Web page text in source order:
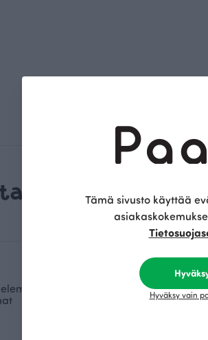
Tämä sivusto käyttää
Hyväksy vain